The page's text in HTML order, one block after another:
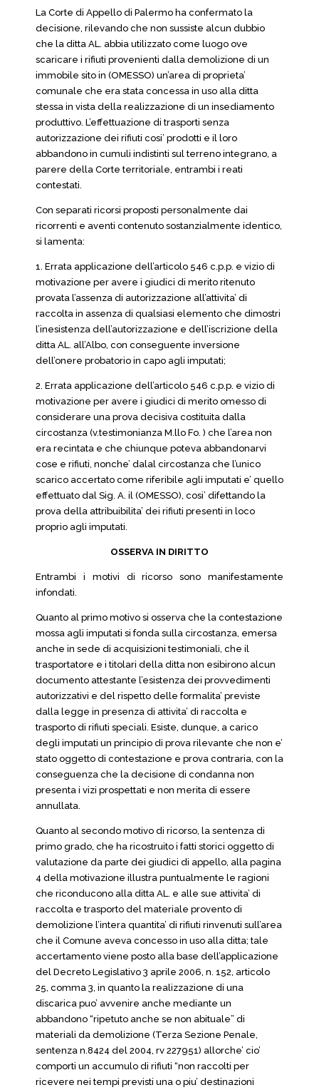
La Corte di Appello di Palermo ha confermato la
decisione, rilevando che non sussiste alcun dubbio
che la ditta AL. abbia utilizzato come luogo ove
scaricare i rifiuti provenienti dalla demolizione di un
immobile sito in (OMESSO) un’area di proprieta’
comunale che era stata concessa in uso alla ditta
stessa in vista della realizzazione di un insediamento
produttivo. L’effettuazione di trasporti senza
autorizzazione dei rifiuti cosi’ prodotti e il loro
abbandono in cumuli indistinti sul terreno integrano, a
parere della Corte territoriale, entrambi i reati
contestati.
Con separati ricorsi proposti personalmente dai
ricorrenti e aventi contenuto sostanzialmente identico,
si lamenta:
1. Errata applicazione dell’articolo 546 c.p.p. e vizio di
motivazione per avere i giudici di merito ritenuto
provata l’assenza di autorizzazione all’attivita’ di
raccolta in assenza di qualsiasi elemento che dimostri
l’inesistenza dell’autorizzazione e dell’iscrizione della
ditta AL. all’Albo, con conseguente inversione
dell’onere probatorio in capo agli imputati;
2. Errata applicazione dell’articolo 546 c.p.p. e vizio di
motivazione per avere i giudici di merito omesso di
considerare una prova decisiva costituita dalla
circostanza (v.testimonianza M.llo Fo. ) che l’area non
era recintata e che chiunque poteva abbandonarvi
cose e rifiuti, nonche’ dalal circostanza che l’unico
scarico accertato come riferibile agli imputati e’ quello
effettuato dal Sig. A. il (OMESSO), cosi’ difettando la
prova della attribuibilita’ dei rifiuti presenti in loco
proprio agli imputati.
OSSERVA IN DIRITTO
Entrambi i motivi di ricorso sono manifestamente
infondati.
Quanto al primo motivo si osserva che la contestazione
mossa agli imputati si fonda sulla circostanza, emersa
anche in sede di acquisizioni testimoniali, che il
trasportatore e i titolari della ditta non esibirono alcun
documento attestante l’esistenza dei provvedimenti
autorizzativi e del rispetto delle formalita’ previste
dalla legge in presenza di attivita’ di raccolta e
trasporto di rifiuti speciali. Esiste, dunque, a carico
degli imputati un principio di prova rilevante che non e’
stato oggetto di contestazione e prova contraria, con la
conseguenza che la decisione di condanna non
presenta i vizi prospettati e non merita di essere
annullata.
Quanto al secondo motivo di ricorso, la sentenza di
primo grado, che ha ricostruito i fatti storici oggetto di
valutazione da parte dei giudici di appello, alla pagina
4 della motivazione illustra puntualmente le ragioni
che riconducono alla ditta AL. e alle sue attivita’ di
raccolta e trasporto del materiale provento di
demolizione l’intera quantita’ di rifiuti rinvenuti sull’area
che il Comune aveva concesso in uso alla ditta; tale
accertamento viene posto alla base dell’applicazione
del Decreto Legislativo 3 aprile 2006, n. 152, articolo
25, comma 3, in quanto la realizzazione di una
discarica puo’ avvenire anche mediante un
abbandono “ripetuto anche se non abituale” di
materiali da demolizione (Terza Sezione Penale,
sentenza n.8424 del 2004, rv 227951) allorche’ cio’
comporti un accumulo di rifiuti “non raccolti per
ricevere nei tempi previsti una o piu’ destinazioni